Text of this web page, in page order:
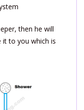
then he will
it to you which is